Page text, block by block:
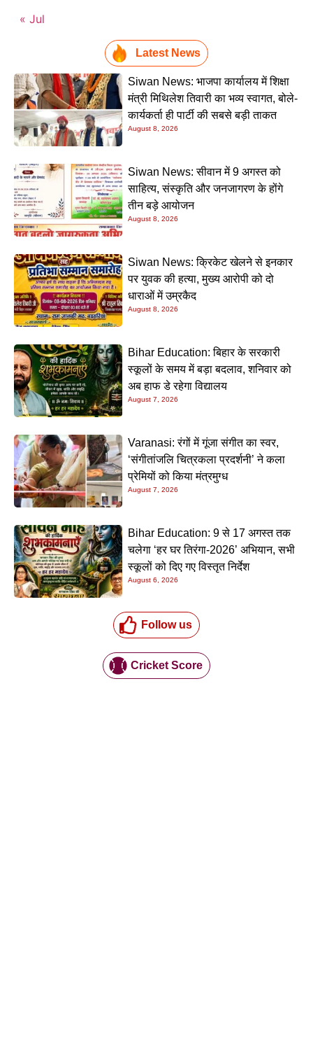
« Jul
Latest News
Siwan News: भाजपा कार्यालय में शिक्षा
मंत्री मिथिलेश तिवारी का भव्य स्वागत, बोले-
कार्यकर्ता ही पार्टी की सबसे बड़ी ताकत
August 8, 2026
Siwan News: सीवान में 9 अगस्त को
साहित्य, संस्कृति और जनजागरण के होंगे
तीन बड़े आयोजन
August 8, 2026
Siwan News: क्रिकेट खेलने से इनकार
पर युवक की हत्या, मुख्य आरोपी को दो
धाराओं में उम्रकैद
August 8, 2026
Bihar Education: बिहार के सरकारी
स्कूलों के समय में बड़ा बदलाव, शनिवार को
अब हाफ डे रहेगा विद्यालय
August 7, 2026
Varanasi: रंगों में गूंजा संगीत का स्वर,
‘संगीतांजलि चित्रकला प्रदर्शनी’ ने कला
प्रेमियों को किया मंत्रमुग्ध
August 7, 2026
Bihar Education: 9 से 17 अगस्त तक
चलेगा ‘हर घर तिरंगा-2026’ अभियान, सभी
स्कूलों को दिए गए विस्तृत निर्देश
August 6, 2026
Follow us
Cricket Score